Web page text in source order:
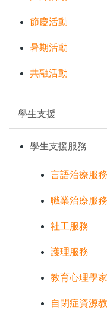
節慶活動
暑期活動
共融活動
學生支援
學生支援服務
言語治療服務
職業治療服務
社工服務
護理服務
教育心理學
自閉症資源